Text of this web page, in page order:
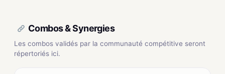
Combos & Synergies
Les combos validés par la communauté compétitive seront
répertoriés ici.